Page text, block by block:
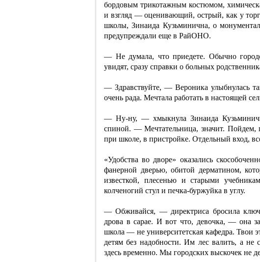
бордовым трикотажным костюмом,
и взгляд — оценивающий, острый, как у
школы, Зинаида Кузьминична, о
предупреждали еще в РайОНО.
— Не думала, что приедете. Обычно
увидят, сразу справки о больных
— Здравствуйте, — Вероника улыбнулась
очень рада. Мечтала работать в настоящей
— Ну-ну, — хмыкнула Зинаида
спиной. — Мечтательница, значит.
при школе, в пристройке. Отдельный вход,
«Удобства во дворе» оказались
фанерной дверью, обитой дерматином,
известкой, плесенью и старыми
колченогий стул и печка-буржуйка в углу.
— Обживайся, — директриса бросила
дрова в сарае. И вот что, девочка, — она
школа — не университетская кафедра. Твои
детям без надобности. Им лес валить, а не
здесь временно. Мы городских выскочек не